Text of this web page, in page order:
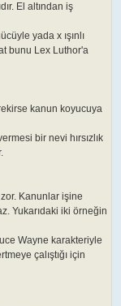
El altından iş
yada x ışınlı
bunu Lex Luthor'a
kanun koyucuya
bir nevi hırsızlık
Kanunlar işine
Yukarıdaki iki örneğin
Wayne karakteriyle
çalıştığı için